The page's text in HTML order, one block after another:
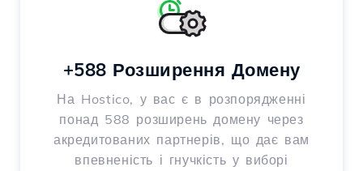
+588 Розширення Домену
На Hostico, у вас є в розпорядженні
понад 588 розширень домену через
акредитованих партнерів, що дає вам
впевненість і гнучкість у виборі